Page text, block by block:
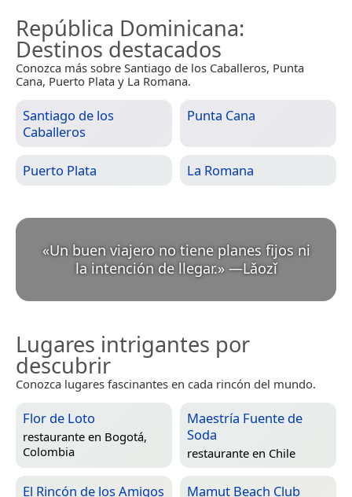
República Dominicana:
Destinos destacados
Conozca más sobre Santiago de los Caballeros, Punta
Cana, Puerto Plata y La Romana.
Santiago de los
Caballeros
Punta Cana
Puerto Plata La Romana
«Un buen viajero no tiene planes fijos ni
la intención de llegar.» —Lǎozǐ
Lugares intrigantes por
descubrir
Conozca lugares fascinantes en cada rincón del mundo.
Flor de Loto
restaurante en Bogotá,
Colombia
Maestría Fuente de
Soda
restaurante en Chile
El Rincón de los Amigos Mamut Beach Club